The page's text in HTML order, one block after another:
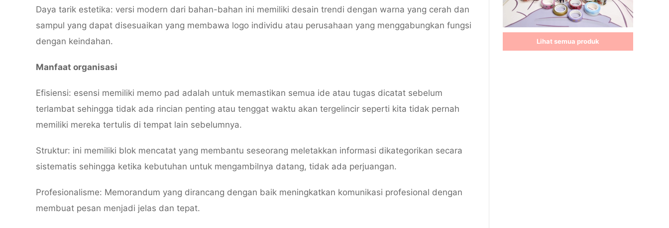
Daya tarik estetika: versi modern dari bahan-bahan ini memiliki desain trendi dengan warna yang cerah dan
sampul yang dapat disesuaikan yang membawa logo individu atau perusahaan yang menggabungkan fungsi
dengan keindahan.
Manfaat organisasi
Efisiensi: esensi memiliki memo pad adalah untuk memastikan semua ide atau tugas dicatat sebelum
terlambat sehingga tidak ada rincian penting atau tenggat waktu akan tergelincir seperti kita tidak pernah
memiliki mereka tertulis di tempat lain sebelumnya.
Struktur: ini memiliki blok mencatat yang membantu seseorang meletakkan informasi dikategorikan secara
sistematis sehingga ketika kebutuhan untuk mengambilnya datang, tidak ada perjuangan.
Profesionalisme: Memorandum yang dirancang dengan baik meningkatkan komunikasi profesional dengan
membuat pesan menjadi jelas dan tepat.
Lihat semua produk